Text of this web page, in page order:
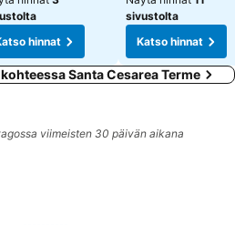
hinnat
sivustolta
Katso hinnat
Santa Cesarea Terme
viimeisten 30 päivän aikana